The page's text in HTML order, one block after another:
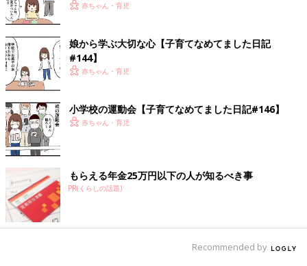
赤ちゃん・育児
娘から学ぶ大切な心【子育てなめてました日記
#144】
赤ちゃん・育児
小学校の運動会【子育てなめてました日記#146】
赤ちゃん・育児
もらえる年金25万円以下の人が知るべき事
PR(くらしの話題)
Recommended by